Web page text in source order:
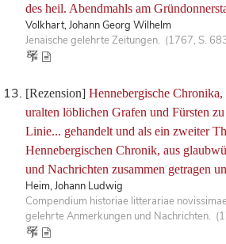
des heil. Abendmahls am
Volkhart, Johann Georg Wilhelm
Jenaische gelehrte Zeitungen. (1767, S.
[Rezension] Hennebergische
uralten löblichen Grafen und Fürsten
Linie... gehandelt und als ein zweiter
Hennebergischen Chronik, aus
und Nachrichten zusammen getragen
Heim, Johann Ludwig
Compendium historiae litterariae
gelehrte Anmerkungen und Nachrichten.